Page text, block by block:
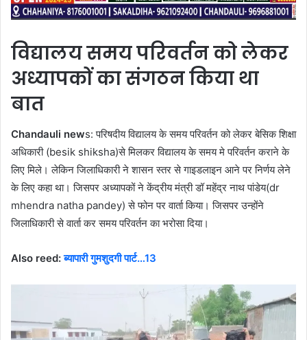
विद्यालय समय परिवर्तन को लेकर
अध्यापकों का संगठन किया था
बात
Chandauli news: परिषदीय विद्यालय के समय परिवर्तन को लेकर बेसिक शिक्षा
अधिकारी (besik shiksha)से मिलकर विद्यालय के समय मे परिवर्तन कराने के
लिए मिले। लेकिन जिलाधिकारी ने शासन स्तर से गाइडलाइन आने पर निर्णय लेने
के लिए कहा था। जिसपर अध्यापकों ने केंद्रीय मंत्री डॉ महेंद्र नाथ पांडेय(dr
mhendra natha pandey) से फोन पर वार्ता किया। जिसपर उन्होंने
जिलाधिकारी से वार्ता कर समय परिवर्तन का भरोसा दिया।
Also reed:ब्यापारी गुमशुदगी पार्ट…13